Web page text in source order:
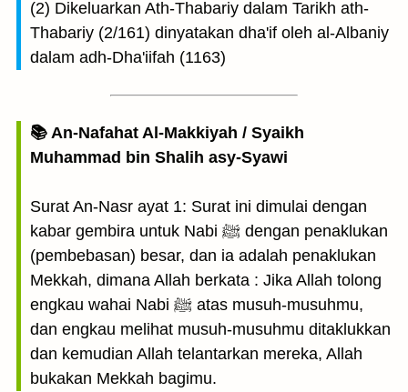
(2) Dikeluarkan Ath-Thabariy dalam Tarikh ath-
Thabariy (2/161) dinyatakan dha'if oleh al-Albaniy
dalam adh-Dha'iifah (1163)
📚 An-Nafahat Al-Makkiyah / Syaikh
Muhammad bin Shalih asy-Syawi
Surat An-Nasr ayat 1: Surat ini dimulai dengan
kabar gembira untuk Nabi ﷺ dengan penaklukan
(pembebasan) besar, dan ia adalah penaklukan
Mekkah, dimana Allah berkata : Jika Allah tolong
engkau wahai Nabi ﷺ atas musuh-musuhmu,
dan engkau melihat musuh-musuhmu ditaklukkan
dan kemudian Allah telantarkan mereka, Allah
bukakan Mekkah bagimu.